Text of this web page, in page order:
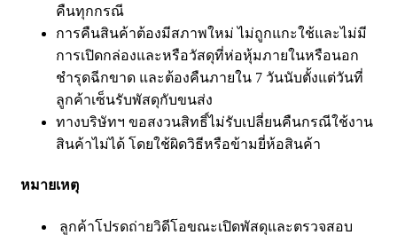
คืนทุกกรณี
การคืนสินค้าต้องมีสภาพใหม่ ไม่ถูกแกะใช้และไม่มี
การเปิดกล่องและหรือวัสดุที่ห่อหุ้มภายในหรือนอก
ชำรุดฉีกขาด และต้องคืนภายใน 7 วันนับตั้งแต่วันที่
ลูกค้าเซ็นรับพัสดุกับขนส่ง
ทางบริษัทฯ ขอสงวนสิทธิ์ไม่รับเปลี่ยนคืนกรณีใช้งาน
สินค้าไม่ได้ โดยใช้ผิดวิธีหรือข้ามยี่ห้อสินค้า
หมายเหตุ
ลูกค้าโปรดถ่ายวิดีโอขณะเปิดพัสดุและตรวจสอบ